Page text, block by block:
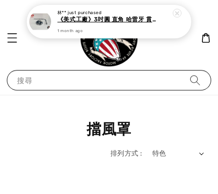
搜尋
擋風罩
排列方式 :
1 month ago